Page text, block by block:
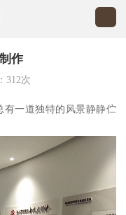
作
312次
有一道独特的风景静静伫